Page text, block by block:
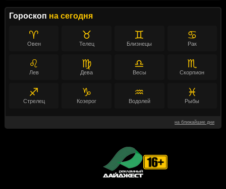
Гороскоп на сегодня
♈
Овен
♉
Телец
♊
Близнецы
♋
Рак
♌
Лев
♍
Дева
♎
Весы
♏
Скорпион
♐
Стрелец
♑
Козерог
♒
Водолей
♓
Рыбы
на ближайшие дни